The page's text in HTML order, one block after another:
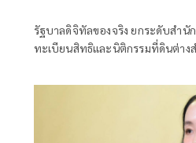
รัฐบาลดิจิทัลของจริง ยกระดับสำนั
ทะเบียนสิทธิและนิติกรรมที่ดินต่าง
กทม.เป็นสำนักงานที่ดินอิเล็กทรอ